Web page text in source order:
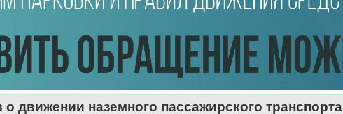
движении наземного пассажирского транспорта